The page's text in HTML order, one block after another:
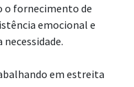
o fornecimento de
emocional e
em estreita